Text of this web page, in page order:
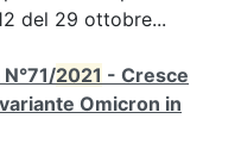
del 29 ottobre...
2021 - Cresce
Omicron in